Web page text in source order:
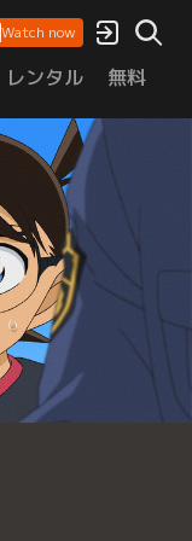
Watch now
レンタル 無料